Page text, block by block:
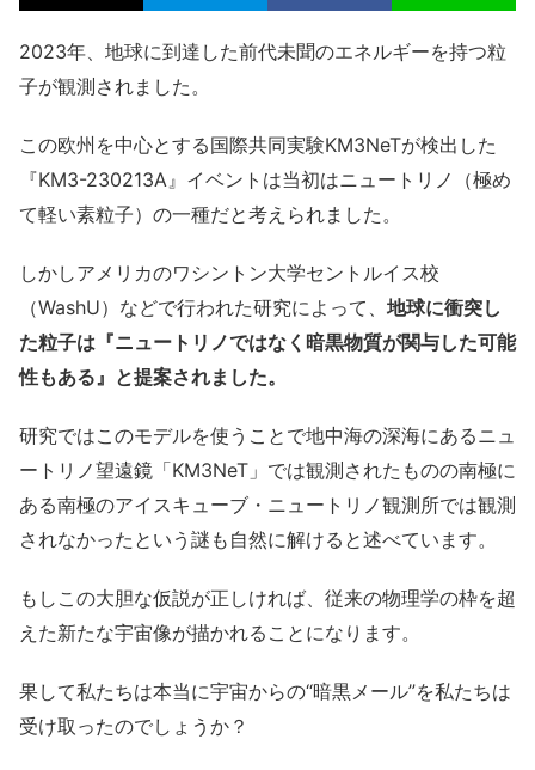
2023年、地球に到達した前代未聞のエネルギーを持つ粒
子が観測されました。
この欧州を中心とする国際共同実験KM3NeTが検出した
『KM3-230213A』イベントは当初はニュートリノ（極め
て軽い素粒子）の一種だと考えられました。
しかしアメリカのワシントン大学セントルイス校
（WashU）などで行われた研究によって、 地球に衝突し
た粒子は『ニュートリノではなく暗黒物質が関与した可能
性もある』と提案されました。
研究ではこのモデルを使うことで地中海の深海にあるニュ
ートリノ望遠鏡「KM3NeT」では観測されたものの南極に
ある南極のアイスキューブ・ニュートリノ観測所では観測
されなかったという謎も自然に解けると述べています。
もしこの大胆な仮説が正しければ、従来の物理学の枠を超
えた新たな宇宙像が描かれることになります。
果して私たちは本当に宇宙からの“暗黒メール”を私たちは
受け取ったのでしょうか？